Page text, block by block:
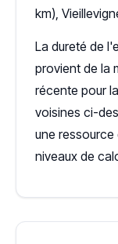
km),
La dureté de
provient de la
récente pour
voisines ci-
une
niveaux de